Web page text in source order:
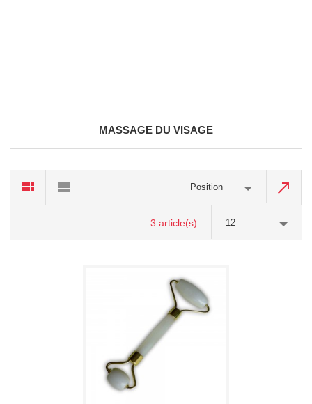
MASSAGE DU VISAGE
Position
3 article(s) 12